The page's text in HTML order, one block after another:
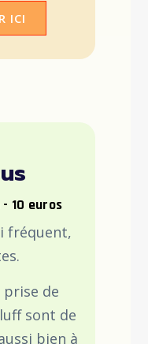
ICI
10 euros
fréquent,
de
sont de
bien à